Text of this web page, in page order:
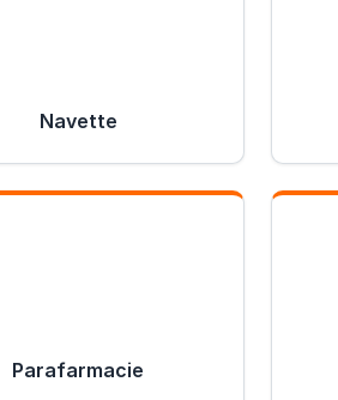
Navette
Parafarmacie